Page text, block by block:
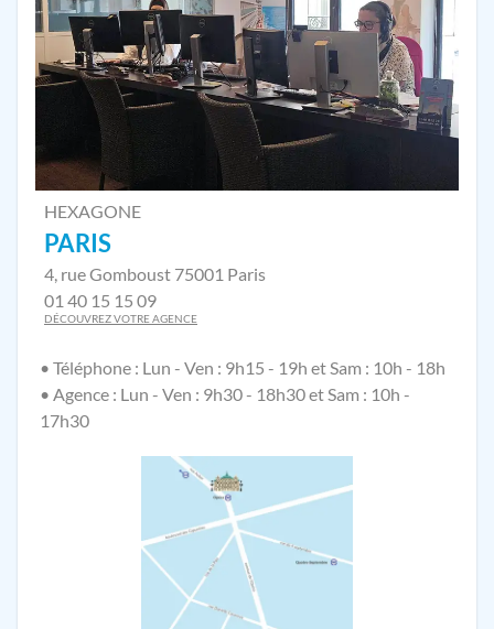
HEXAGONE
PARIS
4, rue Gomboust 75001 Paris
01 40 15 15 09
DÉCOUVREZ VOTRE AGENCE
• Téléphone : Lun - Ven : 9h15 - 19h et Sam : 10h - 18h
• Agence : Lun - Ven : 9h30 - 18h30 et Sam : 10h -
17h30